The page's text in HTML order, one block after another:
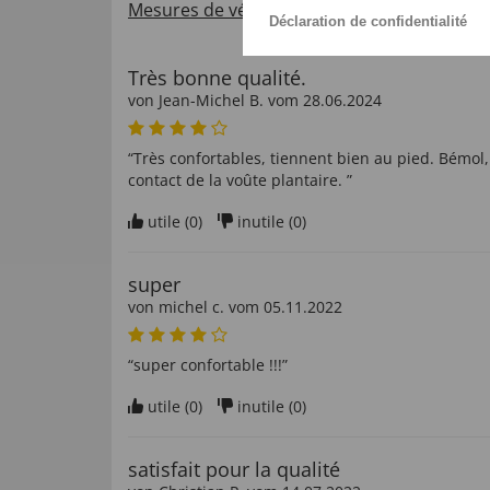
Mesures de vérification des évaluations de
Très bonne qualité.
von Jean-Michel B. vom 28.06.2024
“Très confortables, tiennent bien au pied.
contact de la voûte plantaire. ”
utile (0) inutile (0)
super
von michel c. vom 05.11.2022
“super confortable !!!”
utile (0) inutile (0)
satisfait pour la qualité
Déclaration de confidentialité